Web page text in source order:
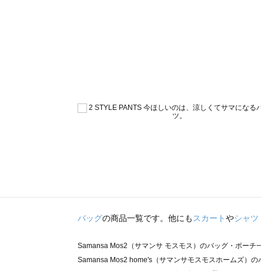
バッグの商品一覧です。他にもスカートやシャツ
Samansa Mos2（サマンサ モスモス）のバッグ・ポーチ
Samansa Mos2 home's（サマンサモスモスホームズ）の